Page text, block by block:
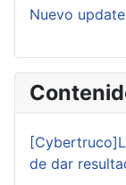
Nuevo
de dar